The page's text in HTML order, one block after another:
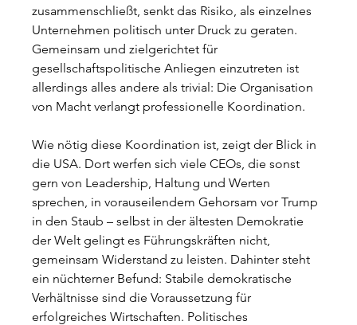
zusammenschließt, senkt das Risiko, als einzelnes
Unternehmen politisch unter Druck zu geraten.
Gemeinsam und zielgerichtet für
gesellschaftspolitische Anliegen einzutreten ist
allerdings alles andere als trivial: Die Organisation
von Macht verlangt professionelle Koordination.
Wie nötig diese Koordination ist, zeigt der Blick in
die USA. Dort werfen sich viele CEOs, die sonst
gern von Leadership, Haltung und Werten
sprechen, in vorauseilendem Gehorsam vor Trump
in den Staub – selbst in der ältesten Demokratie
der Welt gelingt es Führungskräften nicht,
gemeinsam Widerstand zu leisten. Dahinter steht
ein nüchterner Befund: Stabile demokratische
Verhältnisse sind die Voraussetzung für
erfolgreiches Wirtschaften. Politisches